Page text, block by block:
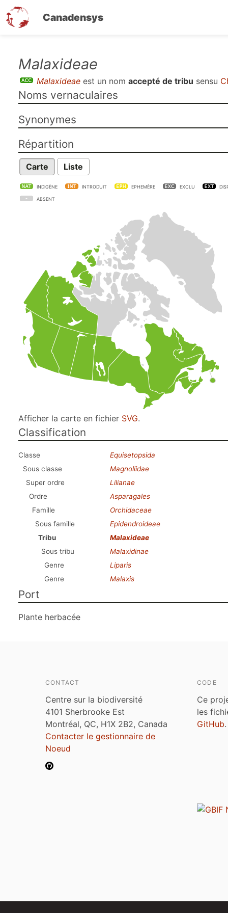
Canadensys
contenu
principal
Malaxideae
Malaxideae est un nom accepté de tribu sensu
Noms vernaculaires
Synonymes
Répartition
Carte Liste
INDIGÈNE INTRODUIT EPHEMÈRE EXCLU
ABSENT
Afficher la carte en fichier SVG.
Classification
Classe
Equisetopsida
Sous classe
Magnoliidae
Super ordre
Lilianae
Ordre
Asparagales
Famille
Orchidaceae
Sous famille
Epidendroideae
Tribu
Malaxideae
Sous tribu
Malaxidinae
Genre
Liparis
Genre
Malaxis
Port
Plante herbacée
CONTACT
Centre sur la biodiversité
4101 Sherbrooke Est
Montréal, QC, H1X 2B2, Canada
Contacter le gestionnaire de
Noeud
CODE
Ce
les
GitHub.